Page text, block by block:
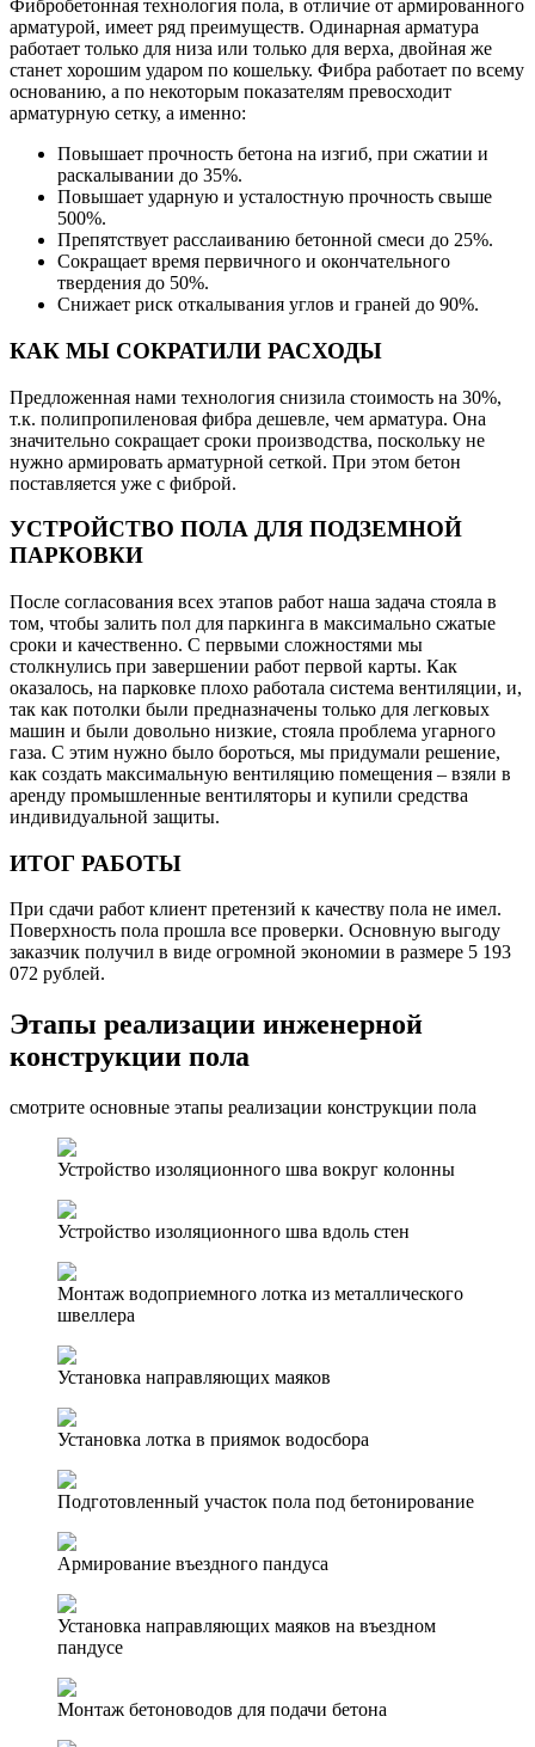
Фибробетонная технология пола, в отличие от армированного
арматурой, имеет ряд преимуществ. Одинарная арматура
работает только для низа или только для верха, двойная же
станет хорошим ударом по кошельку. Фибра работает по всему
основанию, а по некоторым показателям превосходит
арматурную сетку, а именно:
Повышает прочность бетона на изгиб, при сжатии и
раскалывании до 35%.
Повышает ударную и усталостную прочность свыше
500%.
Препятствует расслаиванию бетонной смеси до 25%.
Cокращает время первичного и окончательного
твердения до 50%.
Снижает риск откалывания углов и граней до 90%.
КАК МЫ СОКРАТИЛИ РАСХОДЫ
Предложенная нами технология снизила стоимость на 30%,
т.к. полипропиленовая фибра дешевле, чем арматура. Она
значительно сокращает сроки производства, поскольку не
нужно армировать арматурной сеткой. При этом бетон
поставляется уже с фиброй.
УСТРОЙСТВО ПОЛА ДЛЯ ПОДЗЕМНОЙ
ПАРКОВКИ
После согласования всех этапов работ наша задача стояла в
том, чтобы залить пол для паркинга в максимально сжатые
сроки и качественно. С первыми сложностями мы
столкнулись при завершении работ первой карты. Как
оказалось, на парковке плохо работала система вентиляции, и,
так как потолки были предназначены только для легковых
машин и были довольно низкие, стояла проблема угарного
газа. С этим нужно было бороться, мы придумали решение,
как создать максимальную вентиляцию помещения – взяли в
аренду промышленные вентиляторы и купили средства
индивидуальной защиты.
ИТОГ РАБОТЫ
При сдачи работ клиент претензий к качеству пола не имел.
Поверхность пола прошла все проверки. Основную выгоду
заказчик получил в виде огромной экономии в размере 5 193
072 рублей.
Этапы реализации инженерной
конструкции пола
смотрите основные этапы реализации конструкции пола
Устройство изоляционного шва вокруг колонны
Устройство изоляционного шва вдоль стен
Монтаж водоприемного лотка из металлического
швеллера
Установка направляющих маяков
Установка лотка в приямок водосбора
Подготовленный участок пола под бетонирование
Армирование въездного пандуса
Установка направляющих маяков на въездном
пандусе
Монтаж бетоноводов для подачи бетона